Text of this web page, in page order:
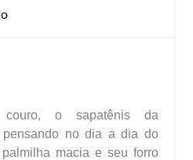
couro, o sapatênis da
pensando no dia a dia do
macia e seu forro